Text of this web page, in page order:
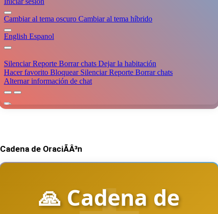
Cadena de OraciÃÂ³n